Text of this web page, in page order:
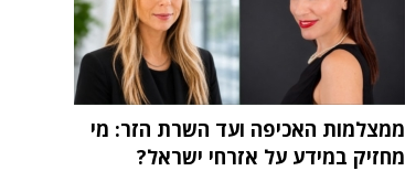
ממצלמות האכיפה ועד השרת הזר: מי
מחזיק במידע על אזרחי ישראל?